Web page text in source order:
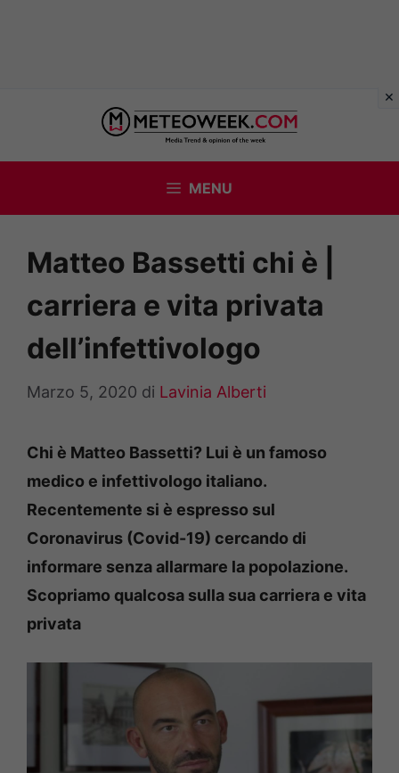
contenuto
MENU
Matteo Bassetti chi è |
carriera e vita privata
dell’infettivologo
Marzo 5, 2020 di Lavinia Alberti
Chi è Matteo Bassetti? Lui è un famoso
medico e infettivologo italiano.
Recentemente si è espresso sul
Coronavirus (Covid-19) cercando di
informare senza allarmare la popolazione.
Scopriamo qualcosa sulla sua carriera e vita
privata